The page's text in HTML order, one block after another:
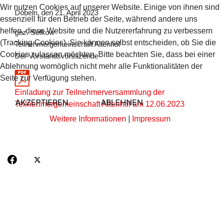
Döbeln, den 21. April 2023
gez. Sefkow
Teilnehmergemeinschaft Altenhof
Der Vorstandsvorsitzende
Einladung zur Teilnehmerversammlung der
Teilnehmergemeinschaft Altenhof am 12.06.2023
Wir nutzen Cookies auf unserer Website. Einige von ihnen sind
essenziell für den Betrieb der Seite, während andere uns
helfen, diese Website und die Nutzererfahrung zu verbessern
(Tracking Cookies). Sie können selbst entscheiden, ob Sie die
Cookies zulassen möchten. Bitte beachten Sie, dass bei einer
Ablehnung womöglich nicht mehr alle Funktionalitäten der
Seite zur Verfügung stehen.
AKZEPTIEREN ABLEHNEN
Weitere Informationen Impressum